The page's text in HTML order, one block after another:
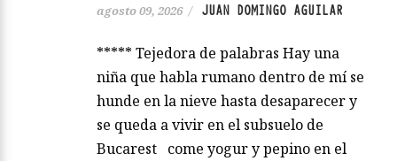
agosto 09, 2026 / JUAN DOMINGO AGUILAR
***** Tejedora de palabras Hay una
niña que habla rumano dentro de mí se
hunde en la nieve hasta desaparecer y
se queda a vivir en el subsuelo de
Bucarest come yogur y pepino en el